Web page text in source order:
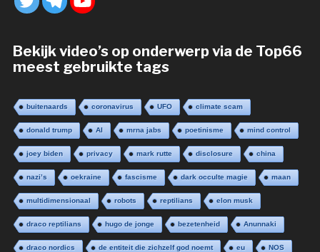
Bekijk video’s op onderwerp via de Top66
meest gebruikte tags
buitenaards coronavirus UFO climate scam
donald trump AI mrna jabs poetinisme mind control
joey biden privacy mark rutte disclosure china
nazi’s oekraine fascisme dark occulte magie maan
multidimensionaal robots reptilians elon musk
draco reptilians hugo de jonge bezetenheid Anunnaki
draco nordics de entiteit die zichzelf god noemt eu NOS